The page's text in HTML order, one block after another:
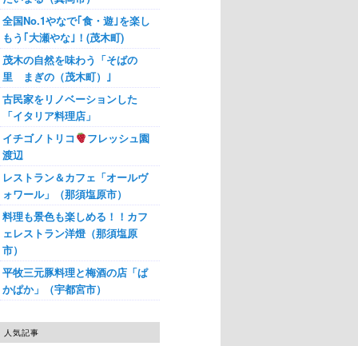
全国No.1やなで｢食・遊｣を楽し
もう｢大瀬やな｣！(茂木町)
茂木の自然を味わう「そばの
里 まぎの（茂木町）｣
古民家をリノベーションした
「イタリア料理店」
イチゴノトリコ
フレッシュ園
渡辺
レストラン＆カフェ「オールヴ
ォワール」（那須塩原市）
料理も景色も楽しめる！！カフ
ェレストラン洋燈（那須塩原
市）
平牧三元豚料理と梅酒の店「ぱ
かぱか」（宇都宮市）
人気記事